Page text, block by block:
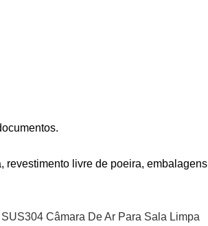
revestimento livre de poeira, embalagens
SUS304 Câmara De Ar Para Sala Limpa